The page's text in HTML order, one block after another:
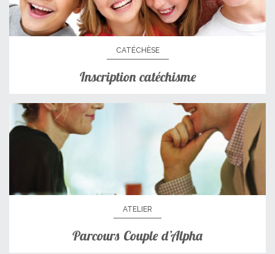
CATÉCHÈSE
Inscription catéchisme
ATELIER
Parcours Couple d’Alpha